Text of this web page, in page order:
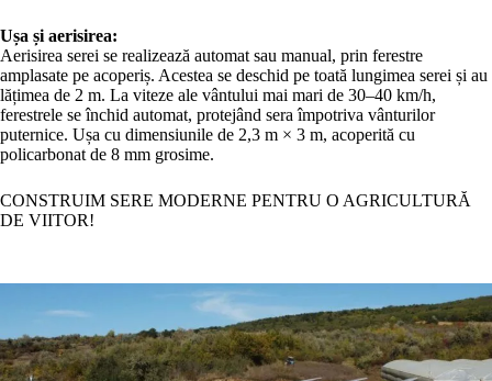
Ușa și aerisirea:
Aerisirea serei se realizează automat sau manual, prin ferestre
amplasate pe acoperiș. Acestea se deschid pe toată lungimea serei și au
lățimea de 2 m. La viteze ale vântului mai mari de 30–40 km/h,
ferestrele se închid automat, protejând sera împotriva vânturilor
puternice. Ușa cu dimensiunile de 2,3 m × 3 m, acoperită cu
policarbonat de 8 mm grosime.
CONSTRUIM SERE MODERNE PENTRU O AGRICULTURĂ
DE VIITOR!